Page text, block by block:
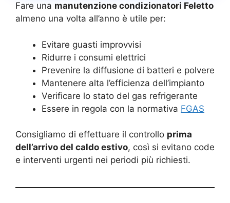
Fare una manutenzione condizionatori Feletto
almeno una volta all’anno è utile per:
Evitare guasti improvvisi
Ridurre i consumi elettrici
Prevenire la diffusione di batteri e polvere
Mantenere alta l’efficienza dell’impianto
Verificare lo stato del gas refrigerante
Essere in regola con la normativa FGAS
Consigliamo di effettuare il controllo prima
dell’arrivo del caldo estivo, così si evitano code
e interventi urgenti nei periodi più richiesti.